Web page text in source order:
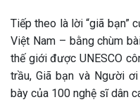
Tiếp theo là lời “giã bạn”
Việt Nam – bằng chùm
thế giới được UNESCO
trầu, Giã bạn và Người
bày của 100 nghệ sĩ dân